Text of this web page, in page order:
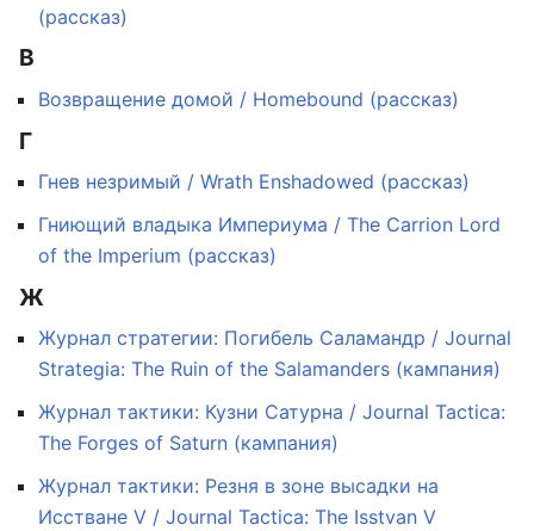
(рассказ)
В
Возвращение домой / Homebound (рассказ)
Г
Гнев незримый / Wrath Enshadowed (рассказ)
Гниющий владыка Империума / The Carrion Lord
of the Imperium (рассказ)
Ж
Журнал стратегии: Погибель Саламандр / Journal
Strategia: The Ruin of the Salamanders (кампания)
Журнал тактики: Кузни Сатурна / Journal Tactica:
The Forges of Saturn (кампания)
Журнал тактики: Резня в зоне высадки на
Исстване V / Journal Tactica: The Isstvan V